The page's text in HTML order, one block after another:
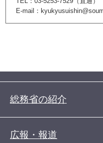
E-mail：
総務省の紹介
広報・報道